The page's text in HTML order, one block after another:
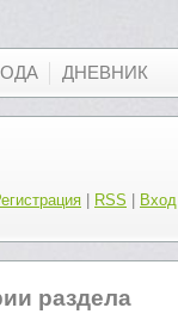
ДНЕВНИК
RSS Вход
раздела